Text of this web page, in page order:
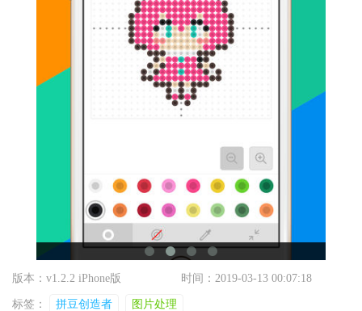
版本：v1.2.2 iPhone版 时间：2019-03-13 00:07:18
标签： 拼豆创造者 图片处理